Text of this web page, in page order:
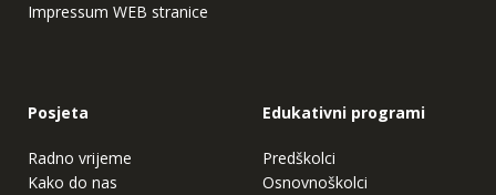
Impressum WEB stranice
Posjeta
Radno vrijeme
Kako do nas
Edukativni programi
Predškolci
Osnovnoškolci